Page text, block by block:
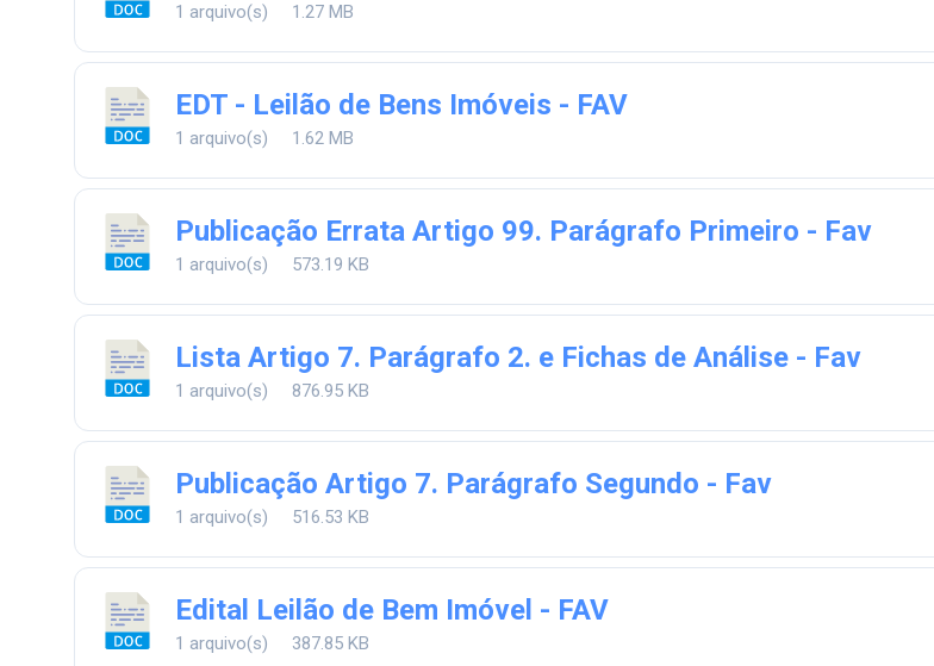
1 arquivo(s) 1.27 MB
EDT - Leilão de Bens Imóveis - FAV
1 arquivo(s) 1.62 MB
Publicação Errata Artigo 99. Parágrafo Primeiro - Fav
1 arquivo(s) 573.19 KB
Lista Artigo 7. Parágrafo 2. e Fichas de Análise - Fav
1 arquivo(s) 876.95 KB
Publicação Artigo 7. Parágrafo Segundo - Fav
1 arquivo(s) 516.53 KB
Edital Leilão de Bem Imóvel - FAV
1 arquivo(s) 387.85 KB